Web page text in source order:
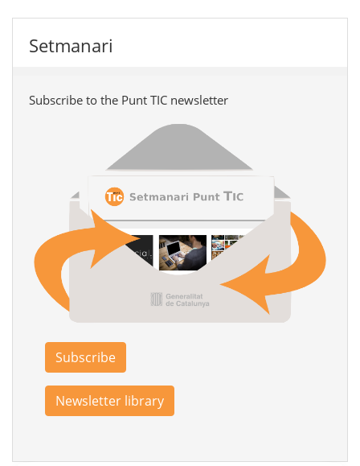
Setmanari
Subscribe to the Punt TIC newsletter
Subscribe
Newsletter library